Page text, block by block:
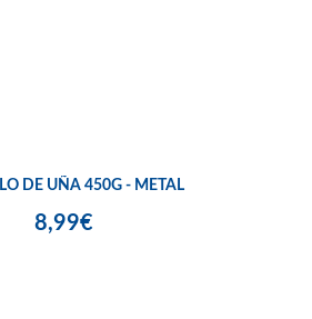
DE UÑA 450G - METAL
8,99€